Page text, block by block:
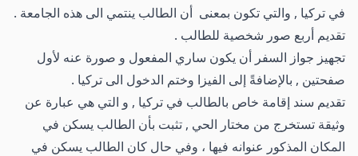
في تركيا , والتي تكون بمعنى أن الطالب ينتمي الى هذه الجامعة .
تقديم أربع صور شخصية للطالب .
تجهيز جواز السفر أن يكون ساري المفعول و صورة عنه لأول
صفحتين , بالإضافةً إلى الفيزا وختم الدخول الى تركيا .
تقديم سند إقامة خاص بالطالب في تركيا , و التي هي عبارة عن
وثيقة تستخرج من مختار الحي , تثبت بأن الطالب يسكن في
المكان المذكور عنوانه فيها ، وفي حال كان الطالب يسكن في